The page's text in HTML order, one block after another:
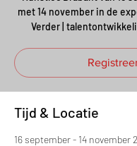
met 14 november in de
Verder |
Tijd & Locatie
16 september - 14 november